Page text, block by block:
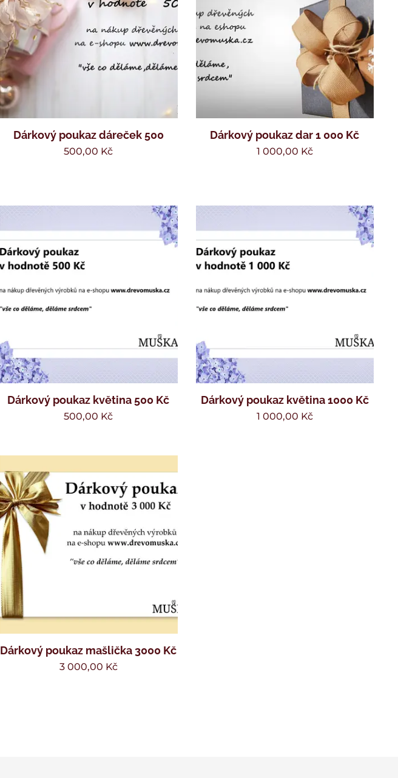
Dárkový poukaz dáreček 500
500,00 Kč
Dárkový poukaz dar 1 000 Kč
1 000,00 Kč
Dárkový poukaz květina 500 Kč
500,00 Kč
Dárkový poukaz květina 1000 Kč
1 000,00 Kč
Dárkový poukaz mašlička 3000 Kč
3 000,00 Kč